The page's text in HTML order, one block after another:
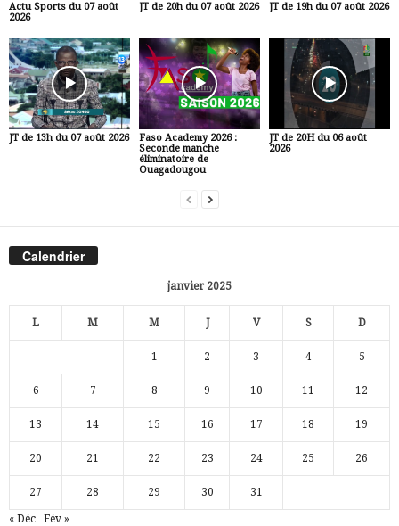
Actu Sports du 07 août
2026
JT de 20h du 07 août 2026 JT de 19h du 07 août 2026
JT de 13h du 07 août 2026
Faso Academy 2026 :
Seconde manche
éliminatoire de
Ouagadougou
JT de 20H du 06 août
2026
Calendrier
janvier 2025
L M M J V S D
1 2 3 4 5
6 7 8 9 10 11 12
13 14 15 16 17 18 19
20 21 22 23 24 25 26
27 28 29 30 31
« Déc Fév »